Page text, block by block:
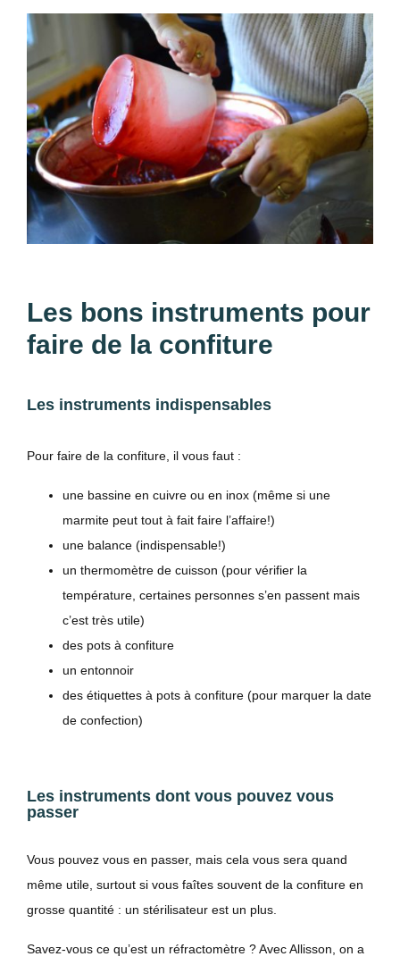
Les bons instruments pour
faire de la confiture
Les instruments indispensables
Pour faire de la confiture, il vous faut :
une bassine en cuivre ou en inox (même si une
marmite peut tout à fait faire l’affaire!)
une balance (indispensable!)
un thermomètre de cuisson (pour vérifier la
température, certaines personnes s’en passent mais
c’est très utile)
des pots à confiture
un entonnoir
des étiquettes à pots à confiture (pour marquer la date
de confection)
Les instruments dont vous pouvez vous
passer
Vous pouvez vous en passer, mais cela vous sera quand
même utile, surtout si vous faîtes souvent de la confiture en
grosse quantité : un stérilisateur est un plus.
Savez-vous ce qu’est un réfractomètre ? Avec Allisson, on a